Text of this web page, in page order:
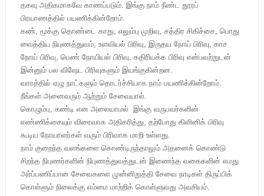
தகவு அதிகமாகவே காணப்படும். இங்கு நாம் நீண்ட தூரப்
பிரயாணத்தில் பயணிக்கின்றோம்.
கண், மூக்கு தொண்டை காது, எலும்பு முறிவு, சத்திர சிகிச்சை, பொது
வைத்திய நிபுணத்துவம், உளவியல் பிரிவு, இருதய நோய் பிரிவு, காச
நோய் பிரிவு, பெண் நோயியல் பிரிவு, கதிரியக்க பிரிவு என்பவற்றுடன்
இன்னும் பல விஷேட பிரிவுகளும் இயங்குகின்றன.
வாரத்தில் ஏழு நாட்களும் தொடர்ச்சியாக நாம் பயணிக்கின்றோம்.
நீங்கள் அனைவரும் ஆற்றும் சேவையால்.
கொழும்பு, கண்டி என அலையாமல் இங்கு வருபவர்களின்
எண்ணிக்கையும் விரைவாக அதிகரித்து, தற்போது கிளினிக் பிரிவு
கூடிய நோயாளர்கள் வரும் பிரிவாக மாறி உள்ளது.
நாம் குறைந்த வளங்களை கொண்டிருந்தாலும் அதனைக் கொண்டு
சிறந்த நிபுணர்களின் நிபுணத்துவத்துடன் இணைந்த வகைகளின் எமது
அர்ப்பணிப்பான சேவைகளை முன்னிறுத்தி சேவை நாடிகள் திருப்பிக்
கொள்ளும் நிலைக்கு எம்மை மாற்றிக் கொள்ளுவது அவசியம்.